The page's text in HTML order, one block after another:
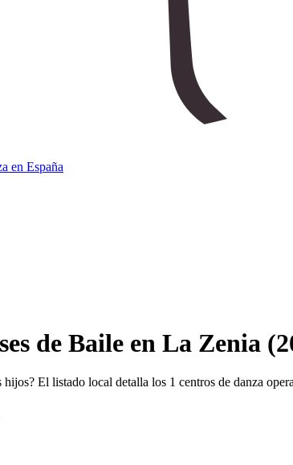
en España
de Baile en La Zenia
El listado local detalla los 1 centros de danza